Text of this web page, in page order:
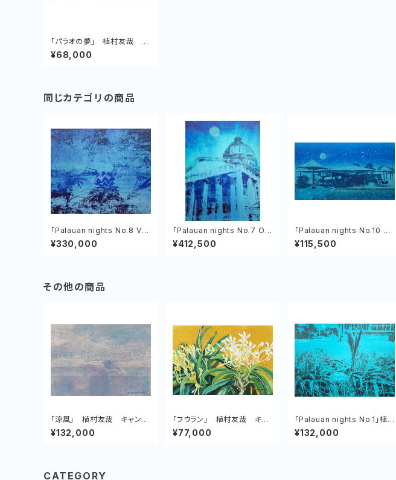
「パラオの夢」 植村友哉 キ
ャンバス、アクリル絵具
¥68,000
同じカテゴリの商品
「Palauan nights No.8 Ve
nus of the Tropics」植村
友哉
¥330,000
「Palauan nights No.7 Olb
iil Era Kelulau」植村友哉 キ
ャンバス、アクリル
¥412,500
「Palauan nights No.10 Dr
op Off Bar ＆ Grill」植村友
哉
¥115,500
その他の商品
「涼風」 植村友哉 キャンバ
ス、アクリル
¥132,000
「フウラン」 植村友哉 キャ
ンバス、油彩
¥77,000
「Palauan nights No.1」植
村友哉 キャンバス、アクリル
¥132,000
CATEGORY